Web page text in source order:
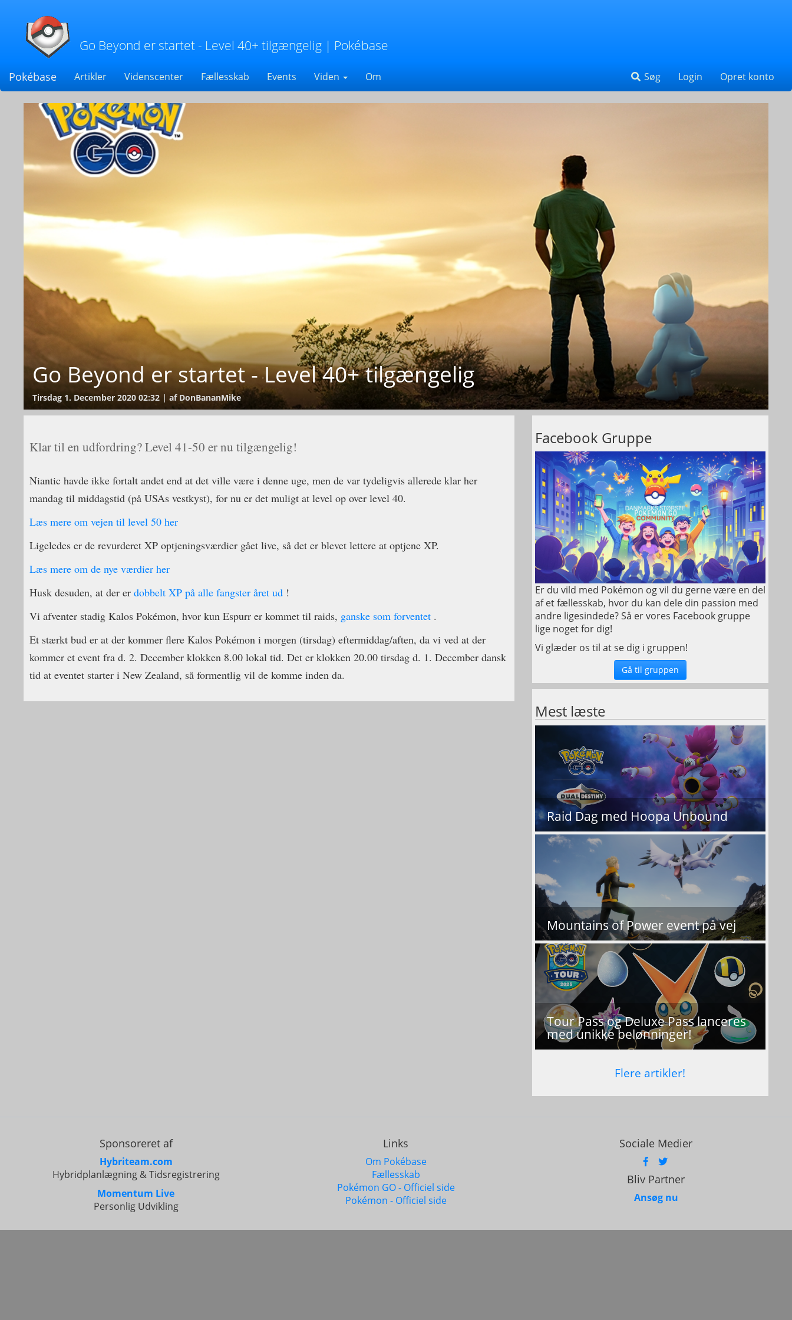
Go Beyond er startet - Level 40+ tilgængelig | Pokébase
Pokébase Artikler Videnscenter Fællesskab Events Viden Om Søg Login Opret konto
Go Beyond er startet - Level 40+ tilgængelig
Tirsdag 1. December 2020 02:32 | af DonBananMike
Klar til en udfordring? Level 41-50 er nu tilgængelig!
Niantic havde ikke fortalt andet end at det ville være i denne uge, men de var tydeligvis allerede klar her
mandag til middagstid (på USAs vestkyst), for nu er det muligt at level op over level 40.
Læs mere om vejen til level 50 her
Ligeledes er de revurderet XP optjeningsværdier gået live, så det er blevet lettere at optjene XP.
Læs mere om de nye værdier her
Husk desuden, at der er dobbelt XP på alle fangster året ud !
Vi afventer stadig Kalos Pokémon, hvor kun Espurr er kommet til raids, ganske som forventet .
Et stærkt bud er at der kommer flere Kalos Pokémon i morgen (tirsdag) eftermiddag/aften, da vi ved at der
kommer et event fra d. 2. December klokken 8.00 lokal tid. Det er klokken 20.00 tirsdag d. 1. December dansk
tid at eventet starter i New Zealand, så formentlig vil de komme inden da.
Facebook Gruppe
Er du vild med Pokémon og vil du gerne være en del
af et fællesskab, hvor du kan dele din passion med
andre ligesindede? Så er vores Facebook gruppe
lige noget for dig!
Vi glæder os til at se dig i gruppen!
Gå til gruppen
Mest læste
Raid Dag med Hoopa Unbound
Mountains of Power event på vej
Tour Pass og Deluxe Pass lanceres
med unikke belønninger!
Flere artikler!
Sponsoreret af
Hybriteam.com
Hybridplanlægning & Tidsregistrering
Momentum Live
Personlig Udvikling
Links
Om Pokébase
Fællesskab
Pokémon GO - Officiel side
Pokémon - Officiel side
Sociale Medier
Bliv Partner
Ansøg nu